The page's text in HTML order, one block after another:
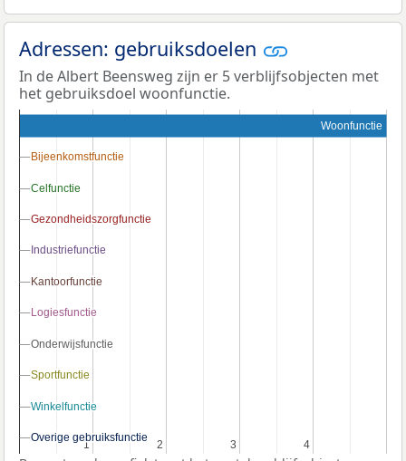
Adressen: gebruiksdoelen
In de Albert Beensweg zijn er 5 verblijfsobjecten met
het gebruiksdoel woonfunctie.
1
1 2
2 3
3 4
4
Woonfunctie
Bijeenkomstfunctie
Bijeenkomstfunctie
Celfunctie
Celfunctie
Gezondheidszorgfunctie
Gezondheidszorgfunctie
Industriefunctie
Industriefunctie
Kantoorfunctie
Kantoorfunctie
Logiesfunctie
Logiesfunctie
Onderwijsfunctie
Onderwijsfunctie
Sportfunctie
Sportfunctie
Winkelfunctie
Winkelfunctie
Overige gebruiksfunctie
Overige gebruiksfunctie